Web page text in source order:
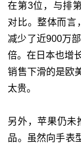
在第3位，与排
对比。整体而言
减少了近900万
倍。在日本也增
销售下滑的是欧
太贵。
另外，苹果仍未
品。虽然向手表